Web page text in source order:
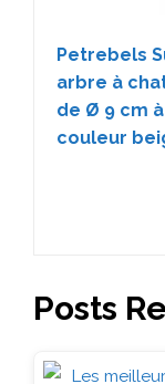
Petrebels
arbre à
de Ø 9 cm
couleur
Posts